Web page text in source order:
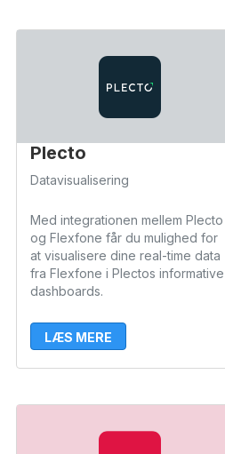
Plecto
Datavisualisering
Med integrationen mellem Plecto
og Flexfone får du mulighed for
at visualisere dine real-time data
fra Flexfone i Plectos informative
dashboards.
LÆS MERE